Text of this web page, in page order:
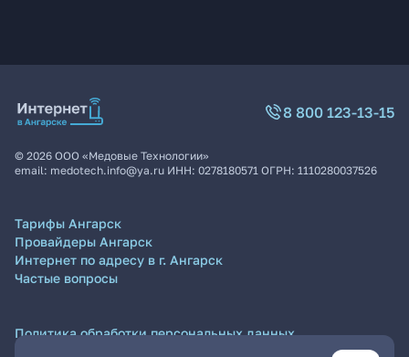
8 800 123-13-15
© 2026 ООО «Медовые Технологии»
email: medotech.info@ya.ru ИНН: 0278180571 ОГРН: 1110280037526
Тарифы Ангарск
Провайдеры Ангарск
Интернет по адресу в г. Ангарск
Частые вопросы
Политика обработки персональных данных